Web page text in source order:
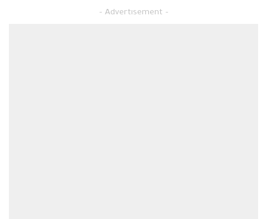
– Advertisement –